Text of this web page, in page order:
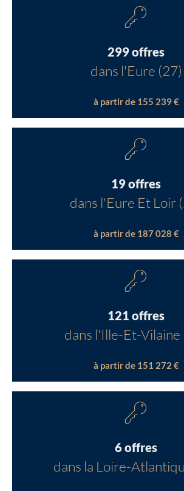
299 offres
dans l'Eure (27)
à partir de 155 239 €
19 offres
dans l'Eure Et Loir
à partir de 187 028 €
121 offres
dans l'Ille-Et-Vilaine
à partir de 151 272 €
6 offres
dans la Loire-